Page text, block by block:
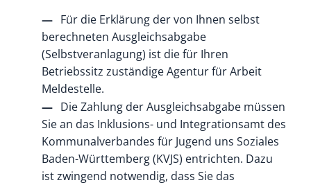
Für die Erklärung der von Ihnen selbst
berechneten Ausgleichsabgabe
(Selbstveranlagung) ist die für Ihren
Betriebssitz zuständige Agentur für Arbeit
Meldestelle.
Die Zahlung der Ausgleichsabgabe müssen
Sie an das Inklusions- und Integrationsamt des
Kommunalverbandes für Jugend uns Soziales
Baden-Württemberg (KVJS) entrichten. Dazu
ist zwingend notwendig, dass Sie das